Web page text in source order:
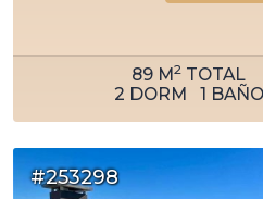
89 M2 TOTAL
2 DORM 1
#253298